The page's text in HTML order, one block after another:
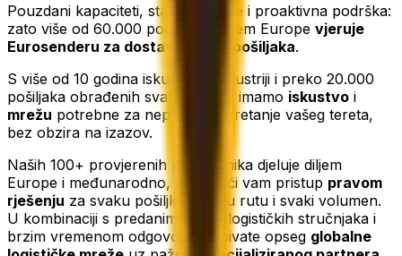
Pouzdani kapaciteti, stabilne cijene i proaktivna podrška:
zato više od 60.000 poduzeća diljem Europe vjeruje
Eurosenderu za dostavu svojih pošiljaka.
S više od 10 godina iskustva u industriji i preko 20.000
pošiljaka obrađenih svaki mjesec, imamo iskustvo i
mrežu potrebne za neprekidno kretanje vašeg tereta,
bez obzira na izazov.
Naših 100+ provjerenih prijevoznika djeluje diljem
Europe i međunarodno, pružajući vam pristup pravom
rješenju za svaku pošiljku, svaku rutu i svaki volumen.
U kombinaciji s predanim timom logističkih stručnjaka i
brzim vremenom odgovora, dobivate opseg globalne